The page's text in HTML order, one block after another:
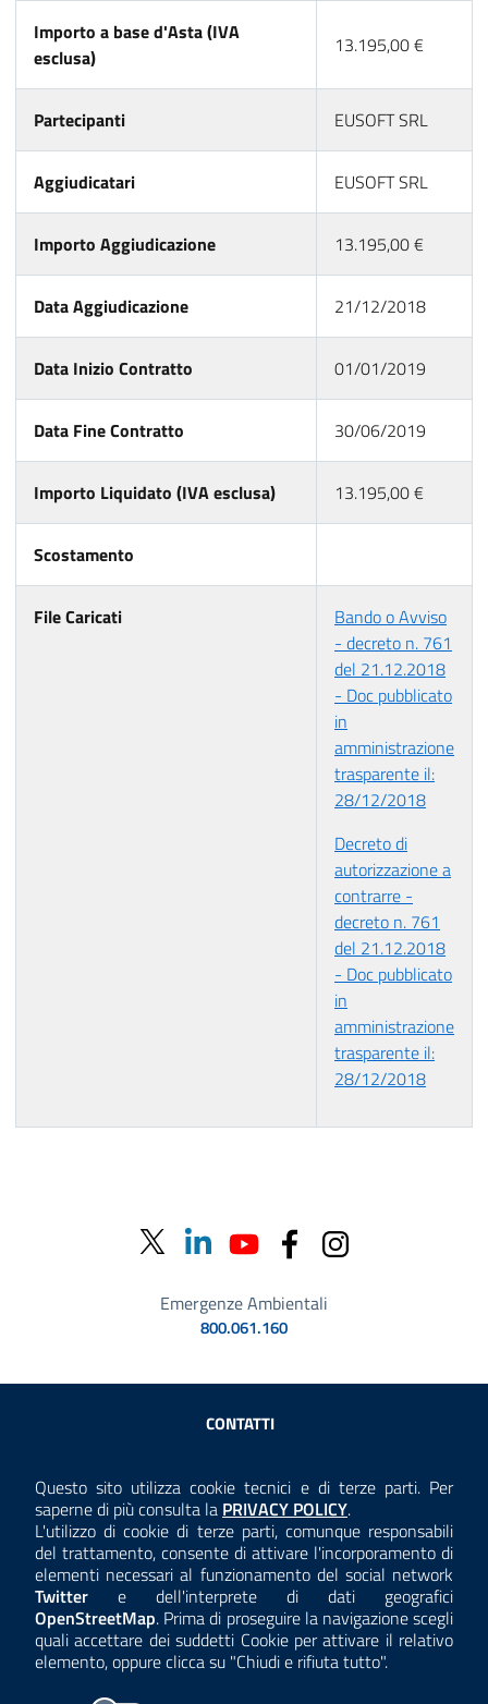
Questo sito utilizza cookie tecnici e di terze parti. Per
saperne di più consulta la Consulta la
PRIVACY POLICY.
L'utilizzo di cookie di terze parti, comunque responsabili
del trattamento, consente di attivare l'incorporamento di
elementi necessari al funzionamento del social network
Twitter e dell'interprete di dati geografici
OpenStreetMap. Prima di proseguire la navigazione scegli
quali accettare dei suddetti Cookie per attivare il relativo
elemento, oppure clicca su "Chiudi e rifiuta tutto".
Importo a base d'Asta (IVA
esclusa)
13.195,00 €
Partecipanti EUSOFT SRL
Aggiudicatari EUSOFT SRL
Importo Aggiudicazione 13.195,00 €
Data Aggiudicazione 21/12/2018
Data Inizio Contratto 01/01/2019
Data Fine Contratto 30/06/2019
Importo Liquidato (IVA esclusa) 13.195,00 €
Scostamento
File Caricati
Bando o Avviso
- decreto n. 761
del 21.12.2018
- Doc pubblicato
in
amministrazione
trasparente il:
28/12/2018
Decreto di
autorizzazione a
contrarre -
decreto n. 761
del 21.12.2018
- Doc pubblicato
in
amministrazione
trasparente il:
28/12/2018
Emergenze Ambientali
800.061.160
Sezione Link Utili
CONTATTI
ANTICORRUZIONE
ACCESSIBILITÀ
COOKIE E PRIVACY
TEMI A-Z